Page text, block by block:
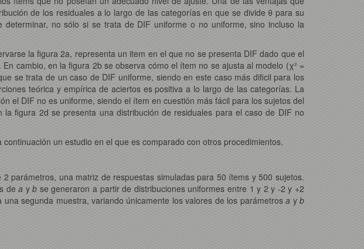
de los residuales a lo largo de las categorías en que se divide θ para su
no sólo si se trata de DIF uniforme o no uniforme, sino incluso la
la figura 2a, representa un item en el que no se presenta DIF dado que el
cambio, en la figura 2b se observa cómo el ítem no se ajusta al modelo (χ² =
se trata de un caso de DIF uniforme, siendo en este caso más dificil para los
teórica y empírica de aciertos es positiva a lo largo de las categorías. La
el DIF no es uniforme, siendo el ítem en cuestión más fácil para los sujetos del
figura 2d se presenta una distribución de residuales para el caso de DIF no
un estudio en el que es comparado con otros procedimientos.
parámetros, una matriz de respuestas simuladas para 50 ítems y 500 sujetos.
dea yb se generaron a partir de distribuciones uniformes entre 1 y 2 y -2 y +2
segunda muestra, variando únicamente los valores de los parámetrosa yb